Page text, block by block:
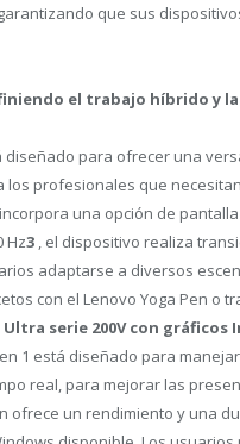
que sus
el trabajo híbrido y
diseñado para ofrecer una
profesionales que
una opción de
Hz3 , el dispositivo realiza
adaptarse a diversos
con el Lenovo Yoga Pen o
serie 200V con gráficos
en 1 está diseñado para
real, para mejorar las
ofrece un rendimiento y una